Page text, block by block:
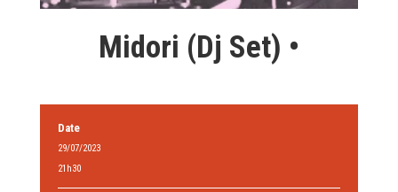
Midori (Dj Set) •
Date
29/07/2023
21h30